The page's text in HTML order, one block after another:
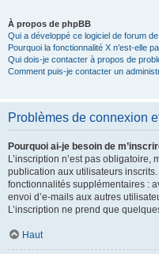
À propos de phpBB
Qui a développé ce logiciel de forum
Pourquoi la fonctionnalité X n’est-elle
Qui dois-je contacter à propos de
Comment puis-je contacter un
Problèmes de connexion
Pourquoi ai-je besoin de
L’inscription n’est pas
publication aux utilisateurs
fonctionnalités supplémentaires :
envoi d’e-mails aux autres
L’inscription ne prend que
Haut